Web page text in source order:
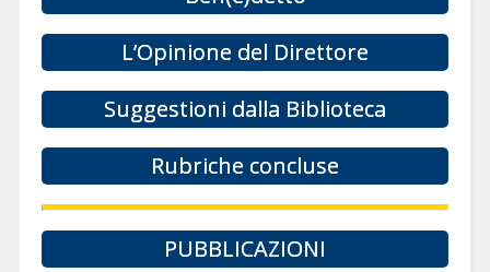
L’Opinione del Direttore
Suggestioni dalla Biblioteca
Rubriche concluse
PUBBLICAZIONI